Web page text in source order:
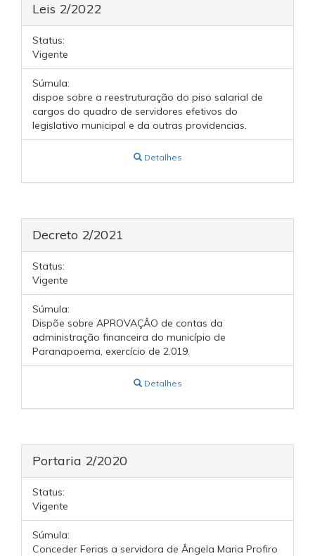
Leis 2/2022
Status:
Vigente
Súmula:
dispoe sobre a reestruturação do piso salarial de
cargos do quadro de servidores efetivos do
legislativo municipal e da outras providencias.
Detalhes
Decreto 2/2021
Status:
Vigente
Súmula:
Dispõe sobre APROVAÇÂO de contas da
administração financeira do município de
Paranapoema, exercício de 2.019.
Detalhes
Portaria 2/2020
Status:
Vigente
Súmula:
Conceder Ferias a servidora de Ângela Maria Profiro